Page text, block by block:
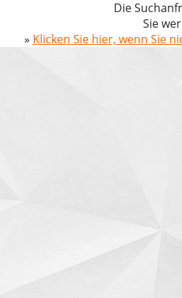
Die
Sie
» Klicken Sie hier, wenn Sie